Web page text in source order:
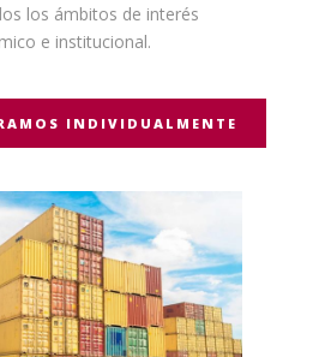
los ámbitos de interés
e institucional.
INDIVIDUALMENTE